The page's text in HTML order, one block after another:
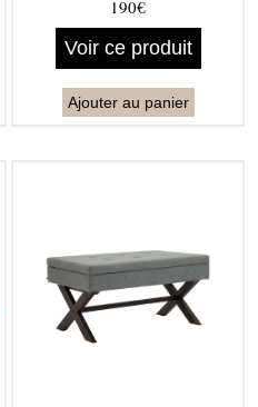
190€
Voir ce produit
Ajouter au panier